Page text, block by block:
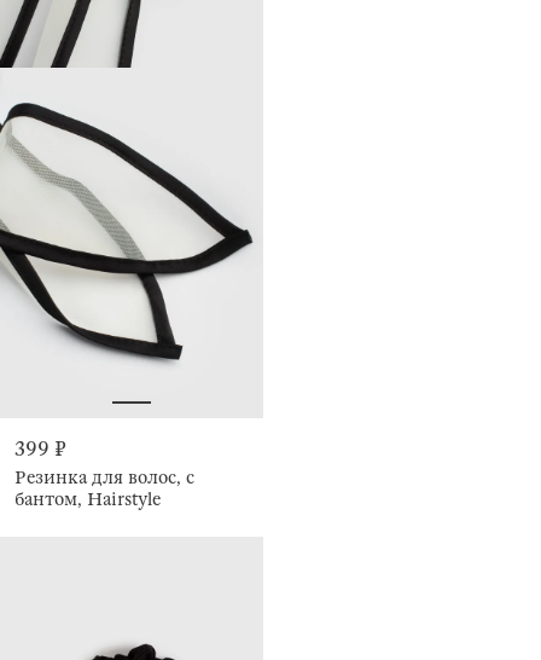
399 ₽
Резинка для волос, с
бантом, Hairstyle